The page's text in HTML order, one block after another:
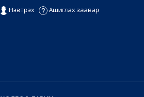
Нэвтрэх Ашиглах заавар